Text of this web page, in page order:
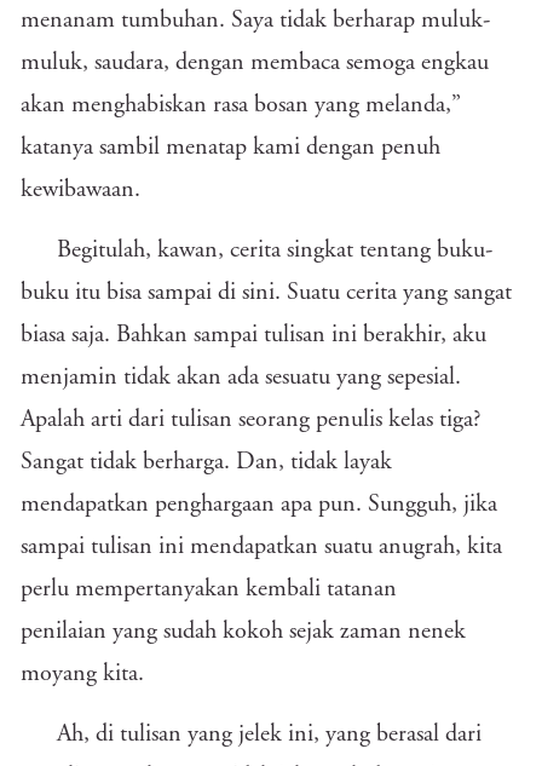
menanam tumbuhan. Saya tidak berharap muluk-
muluk, saudara, dengan membaca semoga engkau
akan menghabiskan rasa bosan yang melanda,”
katanya sambil menatap kami dengan penuh
kewibawaan.
Begitulah, kawan, cerita singkat tentang buku-
buku itu bisa sampai di sini. Suatu cerita yang sangat
biasa saja. Bahkan sampai tulisan ini berakhir, aku
menjamin tidak akan ada sesuatu yang sepesial.
Apalah arti dari tulisan seorang penulis kelas tiga?
Sangat tidak berharga. Dan, tidak layak
mendapatkan penghargaan apa pun. Sungguh, jika
sampai tulisan ini mendapatkan suatu anugrah, kita
perlu mempertanyakan kembali tatanan
penilaian yang sudah kokoh sejak zaman nenek
moyang kita.
Ah, di tulisan yang jelek ini, yang berasal dari